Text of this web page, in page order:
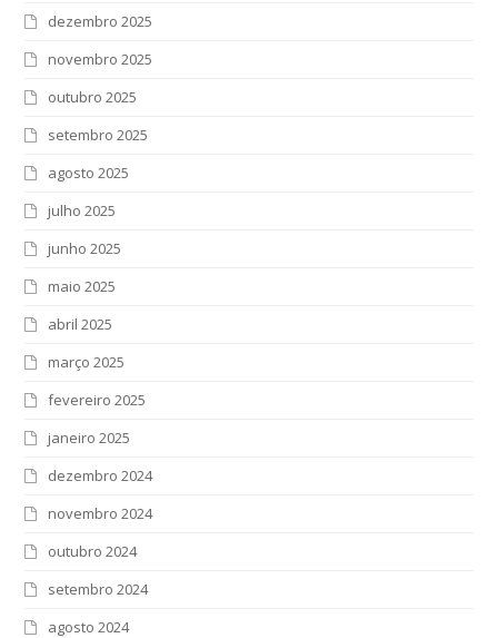
dezembro 2025
novembro 2025
outubro 2025
setembro 2025
agosto 2025
julho 2025
junho 2025
maio 2025
abril 2025
março 2025
fevereiro 2025
janeiro 2025
dezembro 2024
novembro 2024
outubro 2024
setembro 2024
agosto 2024